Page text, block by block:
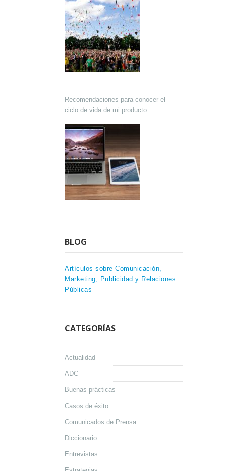
Recomendaciones para conocer el
ciclo de vida de mi producto
BLOG
Artículos sobre Comunicación,
Marketing, Publicidad y Relaciones
Públicas
CATEGORÍAS
Actualidad
ADC
Buenas prácticas
Casos de éxito
Comunicados de Prensa
Diccionario
Entrevistas